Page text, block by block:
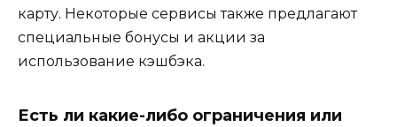
карту. Некоторые сервисы также предлагают
специальные бонусы и акции за
использование кэшбэка.
Есть ли какие-либо ограничения или